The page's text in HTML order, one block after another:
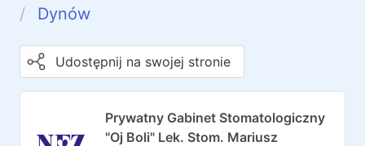
Dynów
Udostępnij na swojej stronie
Prywatny Gabinet Stomatologiczny
"Oj Boli" Lek. Stom. Mariusz